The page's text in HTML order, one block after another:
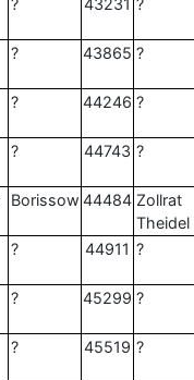
? 43231 ?
? 43865 ?
? 44246 ?
? 44743 ?
Borissow 44484 Zollrat
Theidel
? 44911 ?
? 45299 ?
? 45519 ?